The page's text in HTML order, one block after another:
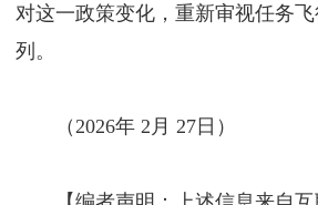
对这一政策变化，重新审视任务
列。
（2026年 2月 27日）